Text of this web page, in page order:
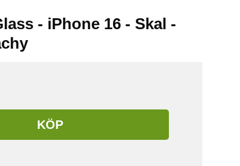
- iPhone 16 - Skal -
KÖP